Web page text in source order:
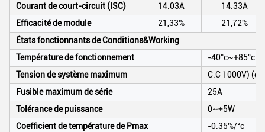
Courant de court-circuit (ISC)
14.03A
14.33A
Efficacité de module
21,33%
21,72%
États fonctionnants de Conditions&Working
Température de fonctionnement
-40°c~+85°c
Tension de système maximum
C.C 1000V)
Fusible maximum de série
25A
Tolérance de puissance
0~+5W
Coefficient de température de Pmax
-0.35%/°c